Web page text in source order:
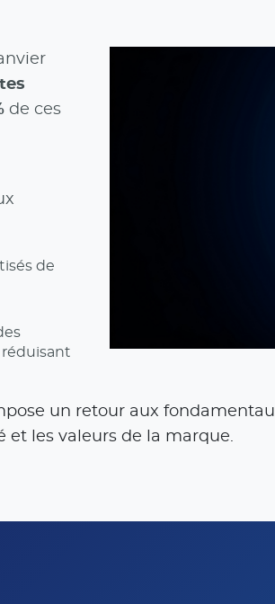
de ces
de
un retour aux
les valeurs de la marque.